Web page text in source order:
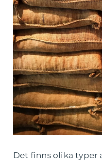
Det finns olika typer